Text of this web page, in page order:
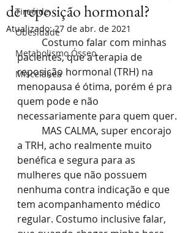
Tireóide
Obesidade
Metabolismo Ósseo
Miscelânea
de reposição hormonal?
Atualizado:27 de abr. de 2021
pacientes, que a terapia de
reposição hormonal (TRH) na
menopausa é ótima, porém é pra
quem pode e não
necessariamente para quem quer.
a TRH, acho realmente muito
benéfica e segura para as
mulheres que não possuem
nenhuma contra indicação e que
tem acompanhamento médico
regular. Costumo inclusive falar,